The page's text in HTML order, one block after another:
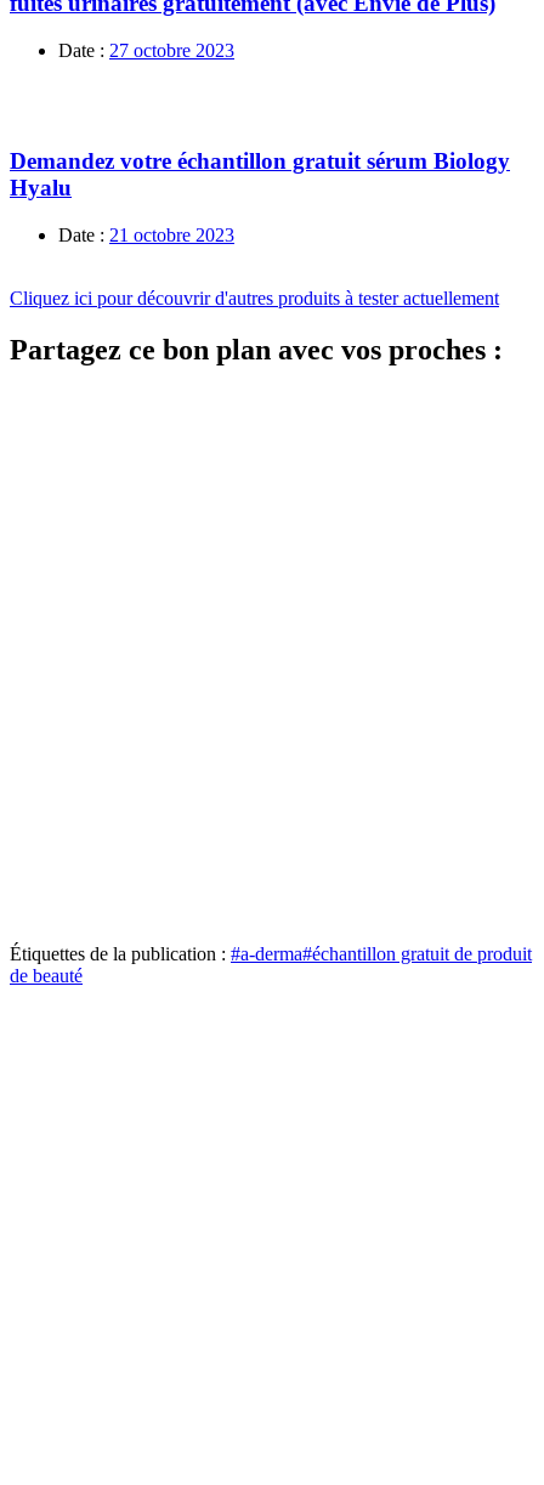
Date : 27 octobre 2023
Demandez votre échantillon gratuit sérum Biology
Hyalu
Date : 21 octobre 2023
Cliquez ici pour découvrir d'autres produits à tester actuellement
Partagez ce bon plan avec vos proches :
Étiquettes de la publication : #a-derma#échantillon gratuit de produit
de beauté